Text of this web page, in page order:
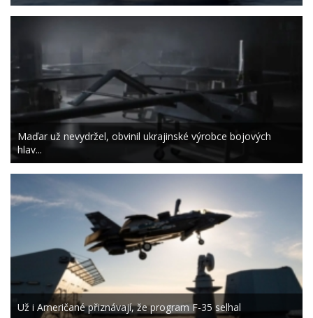
Maďar už nevydržel, obvinil ukrajinské výrobce bojových
hlav...
Už i Američané přiznávají, že program F-35 selhal